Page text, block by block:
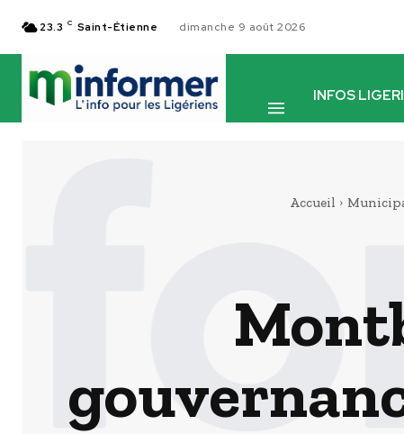
23.3 C Saint-Étienne dimanche 9 août 2026
INFOS
Accueil